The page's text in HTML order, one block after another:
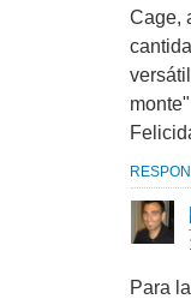
Cage,
Para